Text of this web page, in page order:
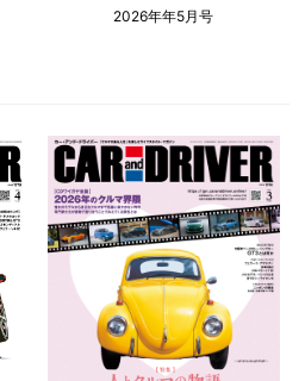
2026年年5月号